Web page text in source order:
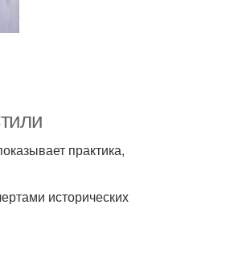
практика,
исторических